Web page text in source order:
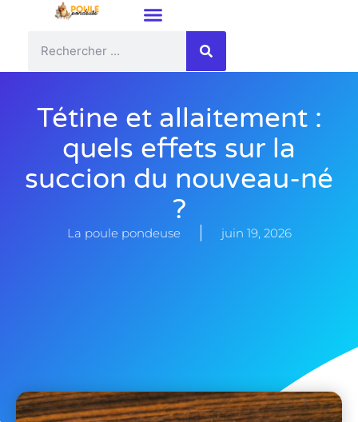
Tétine et allaitement :
quels effets sur la
succion du nouveau-né
?
La poule pondeuse juin 19, 2026